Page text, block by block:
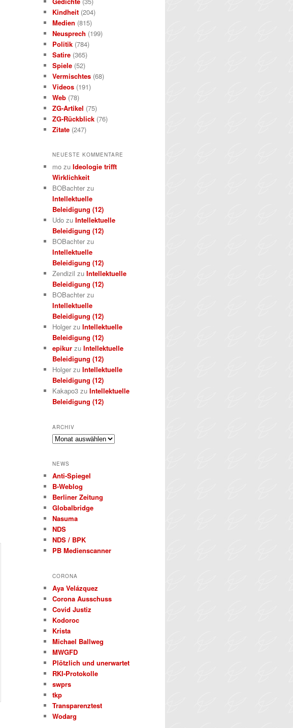
Kindheit (204)
Medien (815)
Neusprech (199)
Politik (784)
Satire (365)
Spiele (52)
Vermischtes (68)
Videos (191)
Web (78)
ZG-Artikel (75)
ZG-Rückblick (76)
Zitate (247)
NEUESTE KOMMENTARE
mo zuIdeologie trifft
Wirklichkeit
BOBachter zu
Intellektuelle
Beleidigung (12)
Udo zuIntellektuelle
Beleidigung (12)
BOBachter zu
Intellektuelle
Beleidigung (12)
Zendizil zuIntellektuelle
Beleidigung (12)
BOBachter zu
Intellektuelle
Beleidigung (12)
Holger zuIntellektuelle
Beleidigung (12)
epikur zuIntellektuelle
Beleidigung (12)
Holger zuIntellektuelle
Beleidigung (12)
Kakapo3 zuIntellektuelle
Beleidigung (12)
ARCHIV
Archiv
NEWS
Anti-Spiegel
B‑Weblog
Berliner Zeitung
Globalbridge
Nasuma
NDS
NDS / BPK
PB Medienscanner
CORONA
Aya Velázquez
Corona Ausschuss
Covid Justiz
Kodoroc
Krista
Michael Ballweg
MWGFD
Plötzlich und unerwartet
RKI-Protokolle
swprs
tkp
Transparenztest
Wodarg